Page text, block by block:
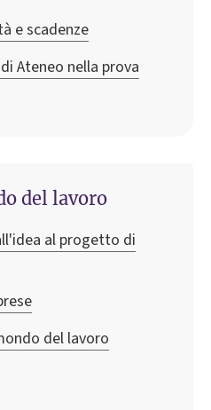
e scadenze
Ateneo nella prova
del lavoro
al progetto di
del lavoro